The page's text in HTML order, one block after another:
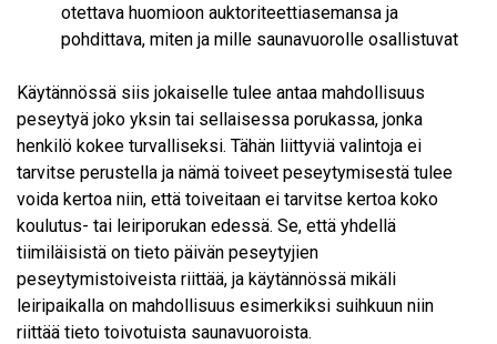
otettava huomioon auktoriteettiasemansa ja
pohdittava, miten ja mille saunavuorolle osallistuvat
Käytännössä siis jokaiselle tulee antaa mahdollisuus
peseytyä joko yksin tai sellaisessa porukassa, jonka
henkilö kokee turvalliseksi. Tähän liittyviä valintoja ei
tarvitse perustella ja nämä toiveet peseytymisestä tulee
voida kertoa niin, että toiveitaan ei tarvitse kertoa koko
koulutus- tai leiriporukan edessä. Se, että yhdellä
tiimiläisistä on tieto päivän peseytyjien
peseytymistoiveista riittää, ja käytännössä mikäli
leiripaikalla on mahdollisuus esimerkiksi suihkuun niin
riittää tieto toivotuista saunavuoroista.